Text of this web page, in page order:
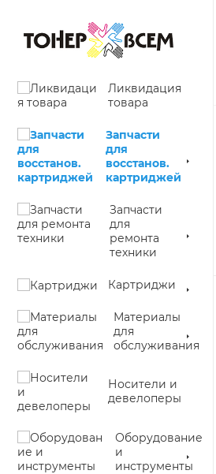
Ликвидация
товара
Запчасти
для
восстанов.
картриджей
Запчасти
для
ремонта
техники
Картриджи
Материалы
для
обслуживания
Носители и
девелоперы
Оборудование
и
инструменты